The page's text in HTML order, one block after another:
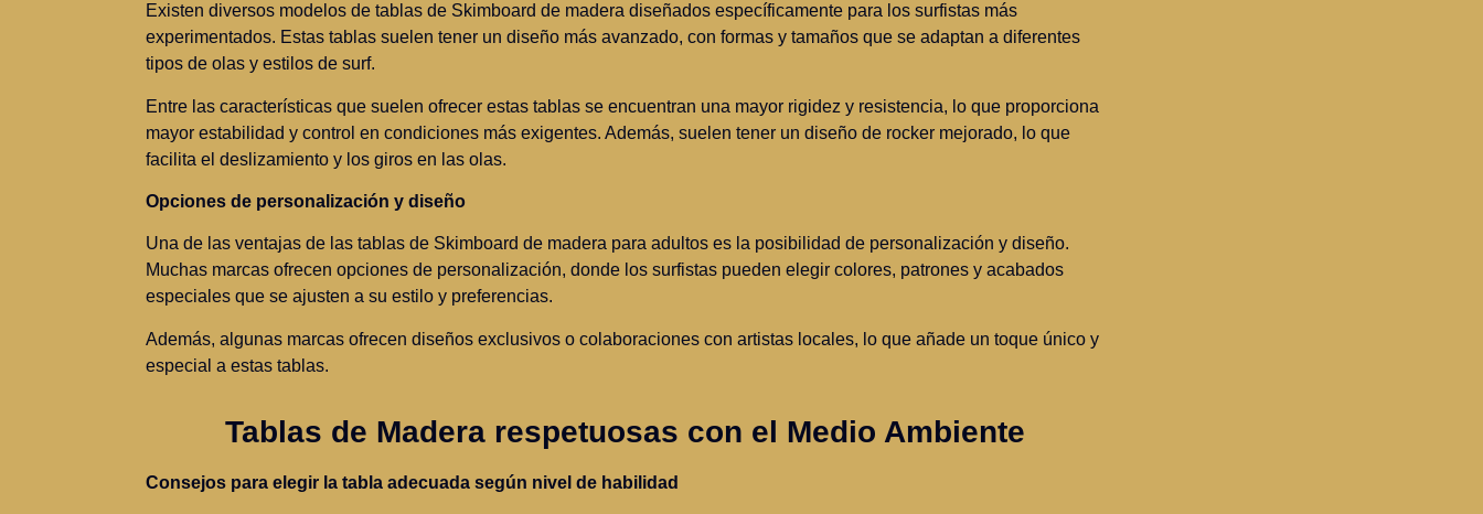
Existen diversos modelos de tablas de Skimboard de madera diseñados específicamente para los surfistas más
experimentados. Estas tablas suelen tener un diseño más avanzado, con formas y tamaños que se adaptan a diferentes
tipos de olas y estilos de surf.
Entre las características que suelen ofrecer estas tablas se encuentran una mayor rigidez y resistencia, lo que proporciona
mayor estabilidad y control en condiciones más exigentes. Además, suelen tener un diseño de rocker mejorado, lo que
facilita el deslizamiento y los giros en las olas.
Opciones de personalización y diseño
Una de las ventajas de las tablas de Skimboard de madera para adultos es la posibilidad de personalización y diseño.
Muchas marcas ofrecen opciones de personalización, donde los surfistas pueden elegir colores, patrones y acabados
especiales que se ajusten a su estilo y preferencias.
Además, algunas marcas ofrecen diseños exclusivos o colaboraciones con artistas locales, lo que añade un toque único y
especial a estas tablas.
Tablas de Madera respetuosas con el Medio Ambiente
Consejos para elegir la tabla adecuada según nivel de habilidad